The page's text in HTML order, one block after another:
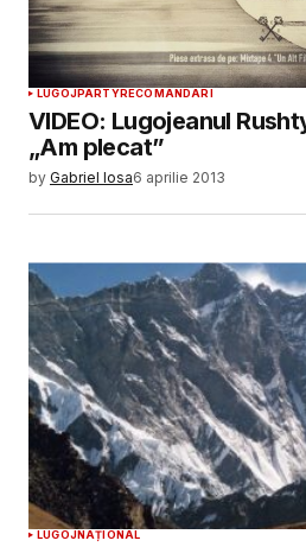
LUGOJPARTYRECOMANDARI
VIDEO: Lugojeanul
„Am plecat”
by Gabriel Iosa6 aprilie 2013
LUGOJ NAȚIONAL